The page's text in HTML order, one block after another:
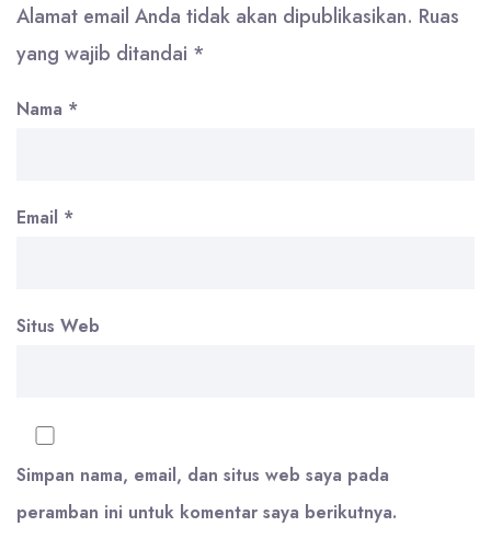
Alamat email Anda tidak akan dipublikasikan. Ruas
yang wajib ditandai *
Nama *
Email *
Situs Web
Simpan nama, email, dan situs web saya pada
peramban ini untuk komentar saya berikutnya.